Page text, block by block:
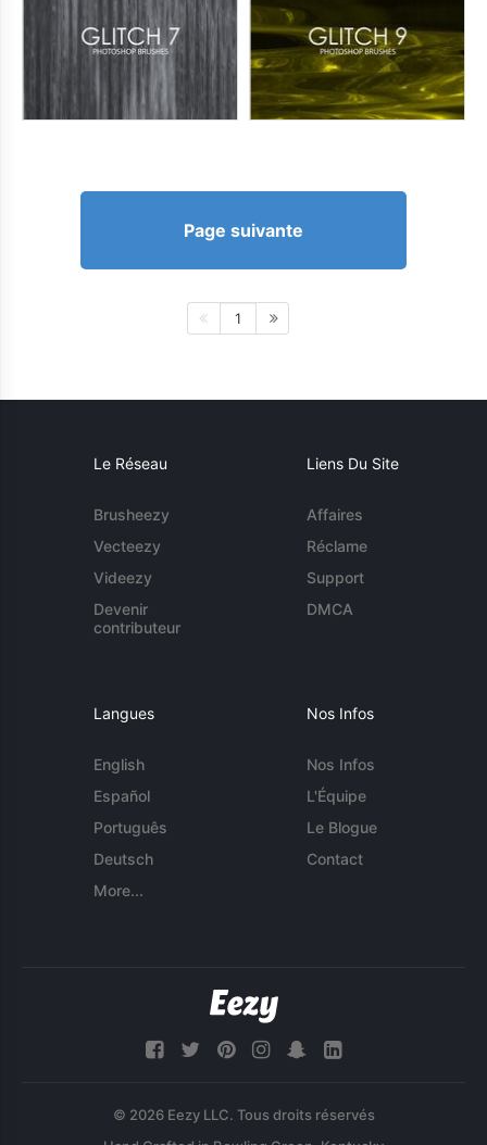
Page suivante
1
Le Réseau
Brusheezy
Vecteezy
Videezy
Devenir
contributeur
Liens Du Site
Affaires
Réclame
Support
DMCA
Langues
English
Español
Português
Deutsch
More...
Nos Infos
Nos Infos
L'Équipe
Le Blogue
Contact
© 2026 Eezy LLC. Tous droits réservés